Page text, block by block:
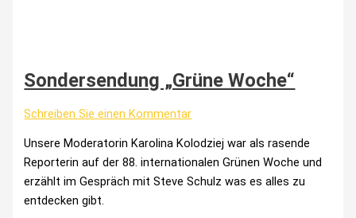
Sondersendung „Grüne Woche“
Schreiben Sie einen Kommentar
Unsere Moderatorin Karolina Kolodziej war als rasende
Reporterin auf der 88. internationalen Grünen Woche und
erzählt im Gespräch mit Steve Schulz was es alles zu
entdecken gibt.